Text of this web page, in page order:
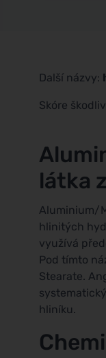
Další názvy:
Skóre
látka
Aluminium/
hlinitých
využívá
Pod tímto
Stearate.
hliníku.